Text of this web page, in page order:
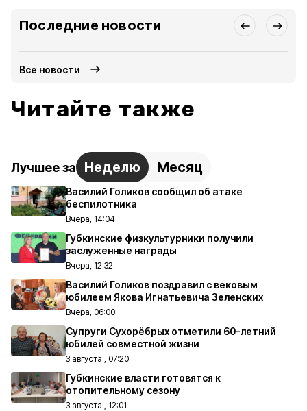
Последние новости
Все новости
Читайте также
Лучшее за Неделю Месяц
Василий Голиков сообщил об атаке
беспилотника
Вчера, 14:04
Губкинские физкультурники получили
заслуженные награды
Вчера, 12:32
Василий Голиков поздравил с вековым
юбилеем Якова Игнатьевича Зеленских
Вчера, 06:00
Супруги Сухорёбрых отметили 60-летний
юбилей совместной жизни
3 августа , 07:20
Губкинские власти готовятся к
отопительному сезону
3 августа , 12:01